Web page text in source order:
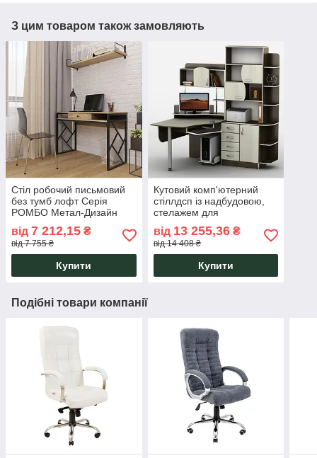
З цим товаром також замовляють
Стіл робочий письмовий
без тумб лофт Серія
РОМБО Метал-Дизайн
від 7 212,15 ₴
від 7 755 ₴
Купити
Кутовий комп'ютерний
стіллдсп із надбудовою,
стелажем для
офісу Тіса-8 Тіса Меблі
від 13 255,36₴
від 14 408 ₴
Купити
Подібні товари компанії